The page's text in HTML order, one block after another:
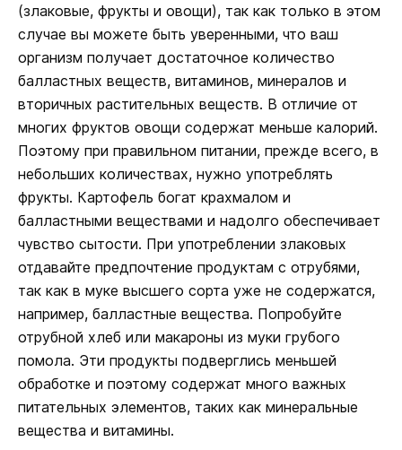
(злаковые, фрукты и овощи), так как только в этом
случае вы можете быть уверенными, что ваш
организм получает достаточное количество
балластных веществ, витаминов, минералов и
вторичных растительных веществ. В отличие от
многих фруктов овощи содержат меньше калорий.
Поэтому при правильном питании, прежде всего, в
небольших количествах, нужно употреблять
фрукты. Картофель богат крахмалом и
балластными веществами и надолго обеспечивает
чувство сытости. При употреблении злаковых
отдавайте предпочтение продуктам с отрубями,
так как в муке высшего сорта уже не содержатся,
например, балластные вещества. Попробуйте
отрубной хлеб или макароны из муки грубого
помола. Эти продукты подверглись меньшей
обработке и поэтому содержат много важных
питательных элементов, таких как минеральные
вещества и витамины.